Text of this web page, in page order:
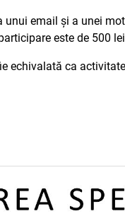
email și a unei
este de 500
ca